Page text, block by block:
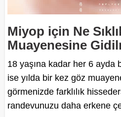
Miyop için Ne
Muayenesine
18 yaşına kadar her 6 ayda
ise yılda bir kez göz
görmenizde farklılık
randevunuzu daha erkene